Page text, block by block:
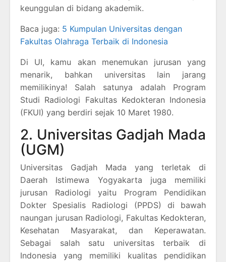
keunggulan di bidang akademik.
Baca juga: 5 Kumpulan Universitas dengan
Fakultas Olahraga Terbaik di Indonesia
Di UI, kamu akan menemukan jurusan yang
menarik, bahkan universitas lain jarang
memilikinya! Salah satunya adalah Program
Studi Radiologi Fakultas Kedokteran Indonesia
(FKUI) yang berdiri sejak 10 Maret 1980.
2. Universitas Gadjah Mada
(UGM)
Universitas Gadjah Mada yang terletak di
Daerah Istimewa Yogyakarta juga memiliki
jurusan Radiologi yaitu Program Pendidikan
Dokter Spesialis Radiologi (PPDS) di bawah
naungan jurusan Radiologi, Fakultas Kedokteran,
Kesehatan Masyarakat, dan Keperawatan.
Sebagai salah satu universitas terbaik di
Indonesia yang memiliki kualitas pendidikan